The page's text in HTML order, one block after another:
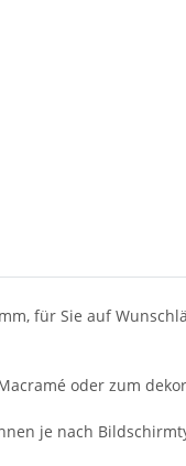
für Sie auf
oder zum
je nach